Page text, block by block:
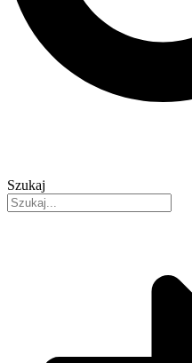
Szukaj